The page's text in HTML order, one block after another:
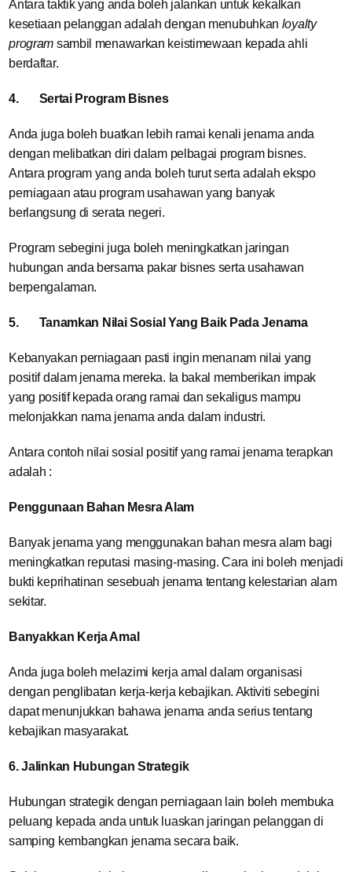
Antara taktik yang anda boleh jalankan untuk kekalkan
kesetiaan pelanggan adalah dengan menubuhkan loyalty
program sambil menawarkan keistimewaan kepada ahli
berdaftar.
4. Sertai Program Bisnes
Anda juga boleh buatkan lebih ramai kenali jenama anda
dengan melibatkan diri dalam pelbagai program bisnes.
Antara program yang anda boleh turut serta adalah ekspo
perniagaan atau program usahawan yang banyak
berlangsung di serata negeri.
Program sebegini juga boleh meningkatkan jaringan
hubungan anda bersama pakar bisnes serta usahawan
berpengalaman.
5. Tanamkan Nilai Sosial Yang Baik Pada Jenama
Kebanyakan perniagaan pasti ingin menanam nilai yang
positif dalam jenama mereka. Ia bakal memberikan impak
yang positif kepada orang ramai dan sekaligus mampu
melonjakkan nama jenama anda dalam industri.
Antara contoh nilai sosial positif yang ramai jenama terapkan
adalah :
Penggunaan Bahan Mesra Alam
Banyak jenama yang menggunakan bahan mesra alam bagi
meningkatkan reputasi masing-masing. Cara ini boleh menjadi
bukti keprihatinan sesebuah jenama tentang kelestarian alam
sekitar.
Banyakkan Kerja Amal
Anda juga boleh melazimi kerja amal dalam organisasi
dengan penglibatan kerja-kerja kebajikan. Aktiviti sebegini
dapat menunjukkan bahawa jenama anda serius tentang
kebajikan masyarakat.
6. Jalinkan Hubungan Strategik
Hubungan strategik dengan perniagaan lain boleh membuka
peluang kepada anda untuk luaskan jaringan pelanggan di
samping kembangkan jenama secara baik.